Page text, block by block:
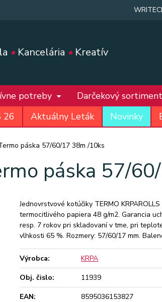
•Kancelária •Kreatív
potreby Darčekový sortiment
26
Aktuálny Leták Novinky
páska 57/60/17 38m /10ks
páska 57/
Jednovrstvové kotúčiky TERMO
termocitlivého papiera 48 g/m2. Garancia
resp. 7 rokov pri skladovaní v tme, pri
vlhkosti 65 %. Rozmery: 57/60/17 mm.
Výrobca:
KRPA
Obj. čislo:
11939
EAN:
8595036153827